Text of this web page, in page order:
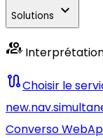
Solutions expand_more
interpreter_mode
routeChoisir le
Converso